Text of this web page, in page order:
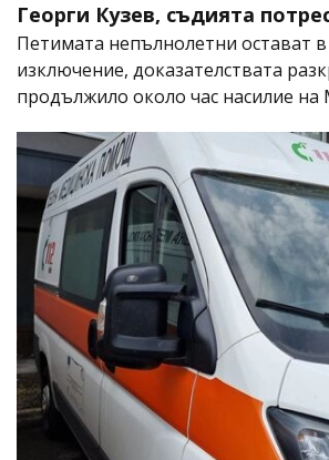
Георги Кузев, съдията
Петимата непълнолетни остават в
изключение, доказателствата
продължило около час насилие